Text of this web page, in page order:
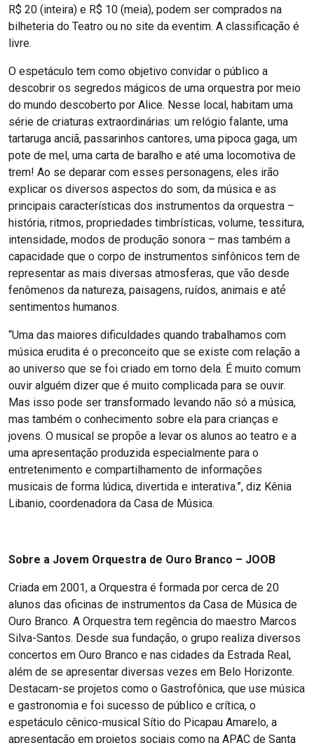
R$ 20 (inteira) e R$ 10 (meia), podem ser comprados na
bilheteria do Teatro ou no site da eventim. A classificação é
livre.
O espetáculo tem como objetivo convidar o público a
descobrir os segredos mágicos de uma orquestra por meio
do mundo descoberto por Alice. Nesse local, habitam uma
série de criaturas extraordinárias: um relógio falante, uma
tartaruga anciã, passarinhos cantores, uma pipoca gaga, um
pote de mel, uma carta de baralho e até uma locomotiva de
trem! Ao se deparar com esses personagens, eles irão
explicar os diversos aspectos do som, da música e as
principais características dos instrumentos da orquestra –
história, ritmos, propriedades timbrísticas, volume, tessitura,
intensidade, modos de produção sonora – mas também a
capacidade que o corpo de instrumentos sinfônicos tem de
representar as mais diversas atmosferas, que vão desde
fenômenos da natureza, paisagens, ruídos, animais e até́
sentimentos humanos.
“Uma das maiores dificuldades quando trabalhamos com
música erudita é o preconceito que se existe com relação a
ao universo que se foi criado em torno dela. É muito comum
ouvir alguém dizer que é muito complicada para se ouvir.
Mas isso pode ser transformado levando não só a música,
mas também o conhecimento sobre ela para crianças e
jovens. O musical se propõe a levar os alunos ao teatro e a
uma apresentação produzida especialmente para o
entretenimento e compartilhamento de informações
musicais de forma lúdica, divertida e interativa.”, diz Kênia
Libanio, coordenadora da Casa de Música.
Sobre a Jovem Orquestra de Ouro Branco – JOOB
Criada em 2001, a Orquestra é formada por cerca de 20
alunos das oficinas de instrumentos da Casa de Música de
Ouro Branco. A Orquestra tem regência do maestro Marcos
Silva-Santos. Desde sua fundação, o grupo realiza diversos
concertos em Ouro Branco e nas cidades da Estrada Real,
além de se apresentar diversas vezes em Belo Horizonte.
Destacam-se projetos como o Gastrofônica, que use música
e gastronomia e foi sucesso de público e crítica, o
espetáculo cênico-musical Sítio do Picapau Amarelo, a
apresentação em projetos sociais como na APAC de Santa